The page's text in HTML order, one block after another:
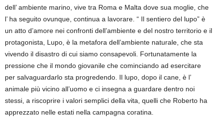
dell’ ambiente marino, vive tra Roma e Malta dove sua moglie, che
l’ ha seguito ovunque, continua a lavorare. “ Il sentiero del lupo” è
un atto d’amore nei confronti dell’ambiente e del nostro territorio e il
protagonista, Lupo, è la metafora dell’ambiente naturale, che sta
vivendo il disastro di cui siamo consapevoli. Fortunatamente la
pressione che il mondo giovanile che cominciando ad esercitare
per salvaguardarlo sta progredendo. Il lupo, dopo il cane, è l’
animale più vicino all’uomo e ci insegna a guardare dentro noi
stessi, a riscoprire i valori semplici della vita, quelli che Roberto ha
apprezzato nelle estati nella campagna coratina.